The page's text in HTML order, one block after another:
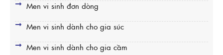
Men vi sinh đơn dòng
Men vi sinh dành cho gia súc
Men vi sinh dành cho gia cầm